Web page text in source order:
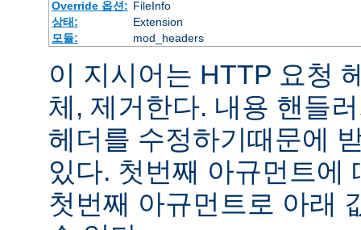
Override 옵션: FileInfo
상태:
Extension
모듈:
mod_headers
이 지시어는 HTTP 요청
체, 제거한다. 내용 핸들
헤더를 수정하기때문에
있다. 첫번째 아규먼트에
첫번째 아규먼트로 아래